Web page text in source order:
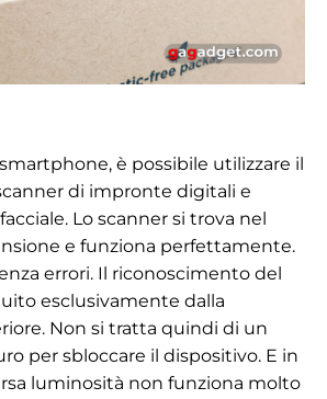
è possibile utilizzare il
di impronte digitali e
Lo scanner si trova nel
e funziona perfettamente.
errori. Il riconoscimento del
esclusivamente dalla
Non si tratta quindi di un
per sbloccare il dispositivo. E in
luminosità non funziona molto